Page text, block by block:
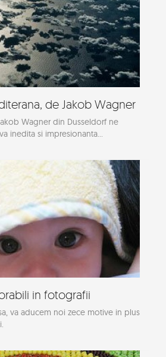
de Jakob Wagner
Wagner din Dusseldorf ne
inedita si impresionanta...
in fotografii
va aducem noi zece motive in plus